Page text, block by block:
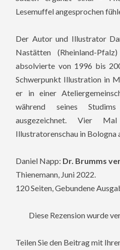
Lesemuffel angesprochen
Der Autor und Illustrator
Nastätten (Rheinland-
absolvierte von 1996 bis
Schwerpunkt Illustration in
er in einer
während seines
ausgezeichnet. Vier
Illustratorenschau in Bologna
Daniel Napp: Dr. Brumms
Thienemann, Juni 2022.
120 Seiten, Gebundene
Diese Rezension wurde
Teilen Sie den Beitrag mit